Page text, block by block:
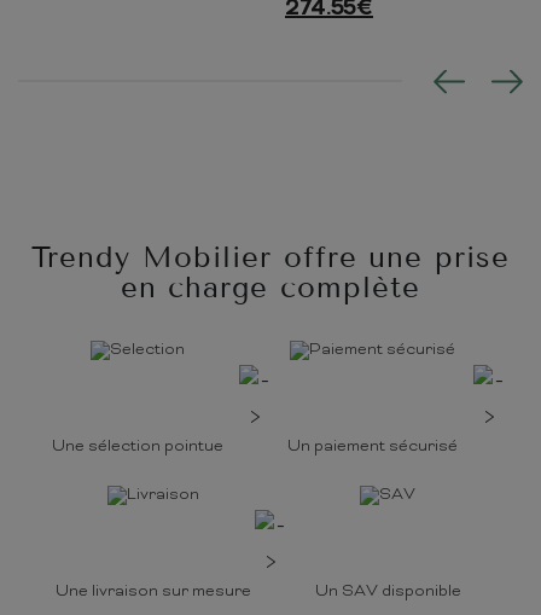
274.55€
Trendy Mobilier offre une prise
en charge complète
Une sélection pointue Un paiement sécurisé
Une livraison sur mesure Un SAV disponible